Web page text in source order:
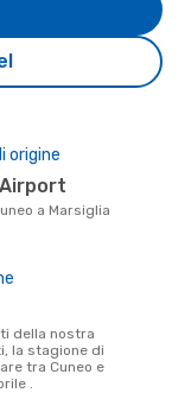
origine
Airport
a Marsiglia
la stagione di
tra Cuneo e
.